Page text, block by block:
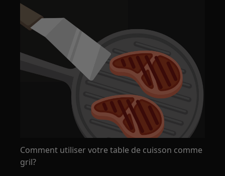
Comment utiliser votre table de cuisson comme
gril?